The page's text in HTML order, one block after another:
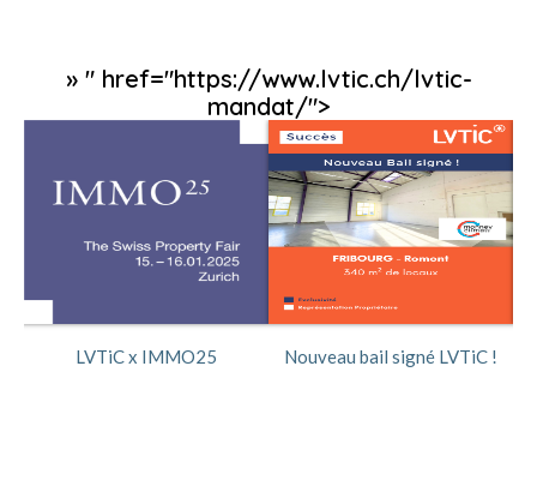
» " href="https://www.lvtic.ch/lvtic-
mandat/">
LVTiC x IMMO25 Nouveau bail signé LVTiC !